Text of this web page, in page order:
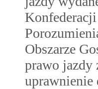
Obszarze
prawo jazdy
uprawnienie